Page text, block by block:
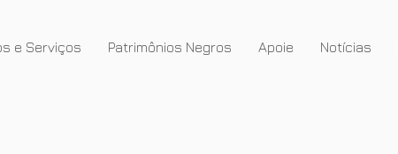
e Serviços Patrimônios Negros Apoie Notícias